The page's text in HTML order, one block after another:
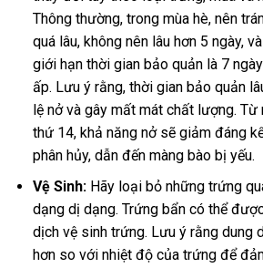
Thông thường, trong mùa hè, nên
quá lâu, không nên lâu hơn 5 ngày,
giới hạn thời gian bảo quản là 7
ấp. Lưu ý rằng, thời gian bảo quản
lệ nở và gây mất mát chất lượng. Từ
thứ 14, khả năng nở sẽ giảm đáng
phân hủy, dẫn đến màng bào bị yếu.
Vệ Sinh:Hãy loại bỏ những trứng
dạng dị dạng. Trứng bẩn có thể
dịch vệ sinh trứng. Lưu ý rằng dung
hơn so với nhiệt độ của trứng để